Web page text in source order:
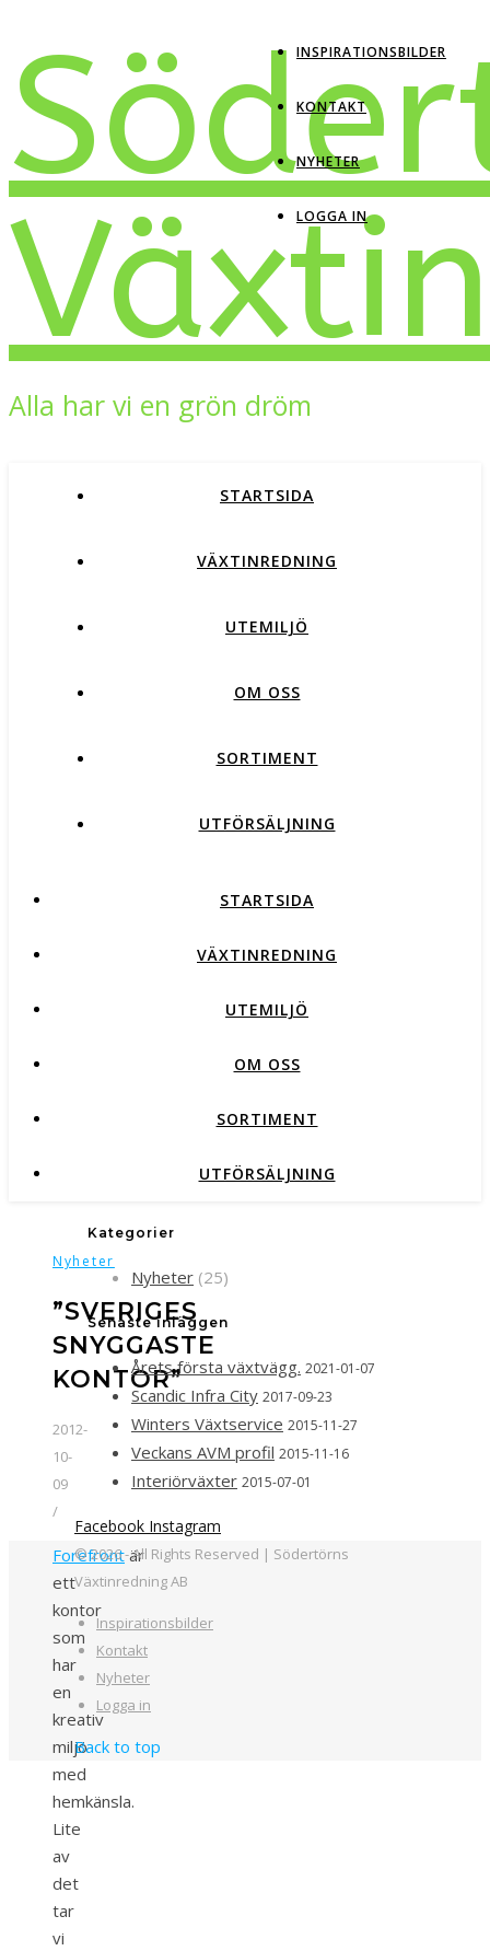
INSPIRATIONSBILDER
KONTAKT
NYHETER
LOGGA IN
Alla har vi en grön dröm
STARTSIDA
VÄXTINREDNING
UTEMILJÖ
OM OSS
SORTIMENT
UTFÖRSÄLJNING
STARTSIDA
VÄXTINREDNING
UTEMILJÖ
OM OSS
SORTIMENT
UTFÖRSÄLJNING
Nyheter
”SVERIGES
SNYGGASTE
KONTOR”
2012-
10-
09
/
Forefrontär
ett
kontor
som
har
en
kreativ
miljö
med
hemkänsla.
Lite
av
det
tar
vi
Kategorier
Nyheter (25)
Senaste inläggen
Årets första växtvägg. 2021-01-07
Scandic Infra City 2017-09-23
Winters Växtservice 2015-11-27
Veckans AVM profil 2015-11-16
Interiörväxter 2015-07-01
Facebook Instagram
© 2026 - All Rights Reserved | Södertörns
Växtinredning AB
Inspirationsbilder
Kontakt
Nyheter
Logga in
Back to top